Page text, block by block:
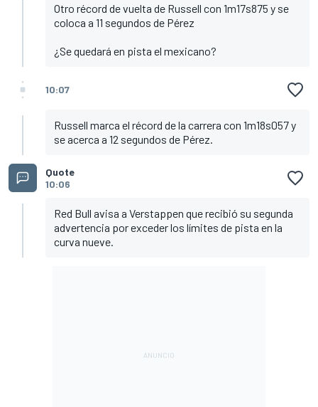
Otro récord de vuelta de Russell con 1m17s875 y se
coloca a 11 segundos de Pérez
¿Se quedará en pista el mexicano?
10:07
Russell marca el récord de la carrera con 1m18s057 y
se acerca a 12 segundos de Pérez.
Quote
10:06
Red Bull avisa a Verstappen que recibió su segunda
advertencia por exceder los límites de pista en la
curva nueve.